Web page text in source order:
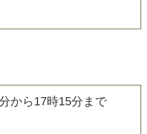
から17時15分まで